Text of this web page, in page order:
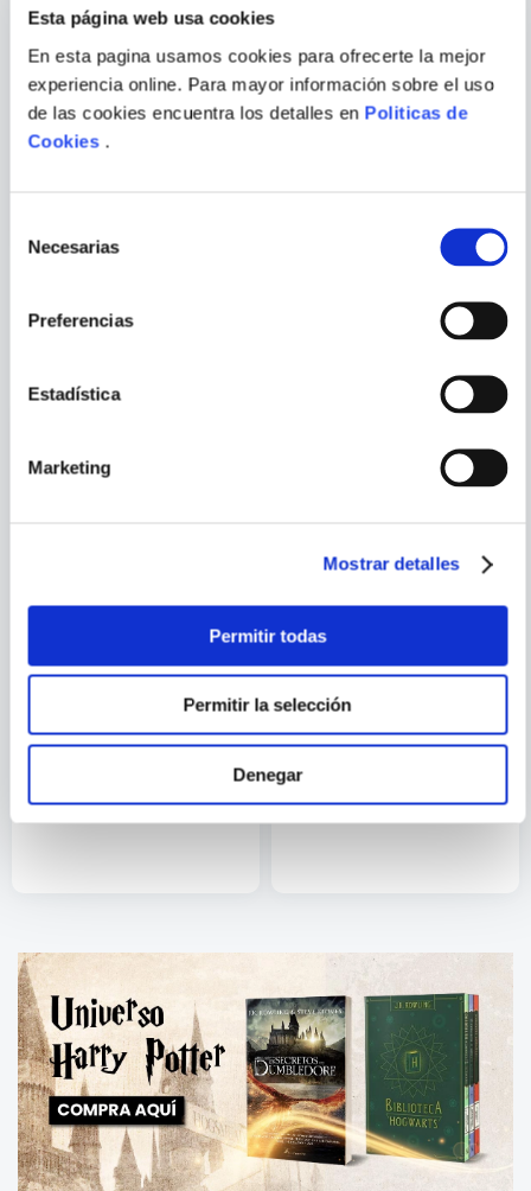
Esta página web usa cookies
En esta pagina usamos cookies para ofrecerte la mejor
experiencia online. Para mayor información sobre el uso
de las cookies encuentra los detalles en Politicas de
Cookies.
Necesarias
Preferencias
Estadística
Marketing
Mostrar detalles
Permitir todas
Permitir la selección
Denegar
ENVIAR
MICHEL
HOUELLEBECQ
SUMISION
PORQUE TAMBIÉN
JOHN FANTE TOM SHARPE